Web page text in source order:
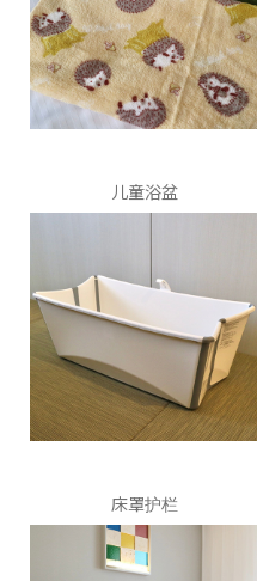
儿童浴盆
床罩护栏